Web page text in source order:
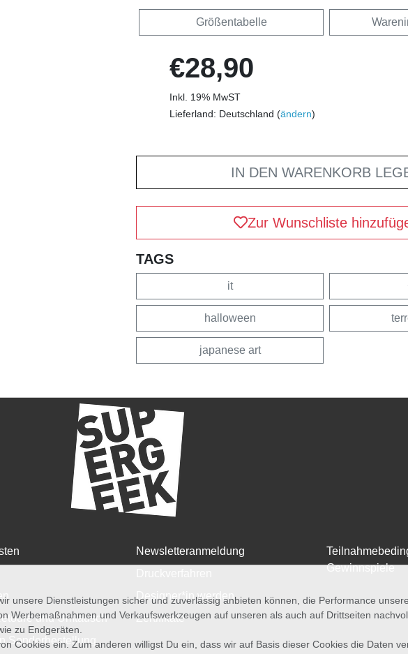
Größentabelle
€28,90
Inkl. 19% MwST
Lieferland: Deutschland (ändern)
IN DEN WARENKORB
Zur Wunschliste
TAGS
it
halloween
japanese art
und Umtausch
Sonderbestellung
Newsletteranmeldung
Designer*in werden
Zertifikate
Gewinnspiele
unsere Dienstleistungen sicher und zuverlässig anbieten können, die Performance
Werbemaßnahmen und Verkaufswerkzeugen auf unseren als auch auf Drittseiten
zu Endgeräten.
Cookies ein. Zum anderen willigst Du ein, dass wir auf Basis dieser Cookies die Daten